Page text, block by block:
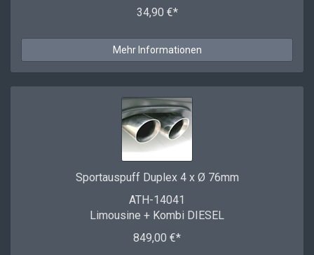
34,90 €*
Mehr Informationen
Sportauspuff Duplex 4 x Ø 76mm
ATH-14041
Limousine + Kombi DIESEL
849,00 €*